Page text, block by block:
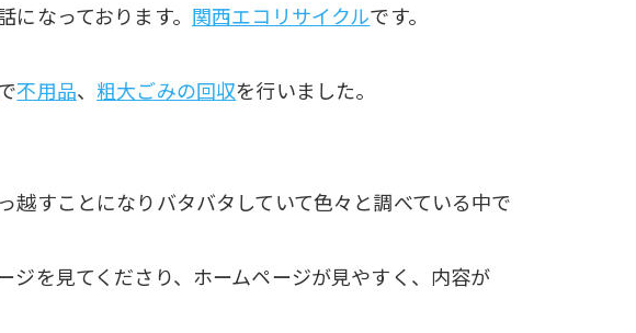
になっております。 関西エコリサイクルです。
不用品、 粗大ごみの回収を行いました。
越すことになりバタバタしていて色々と調べている中で
ジを見てくださり、ホームページが見やすく、内容が